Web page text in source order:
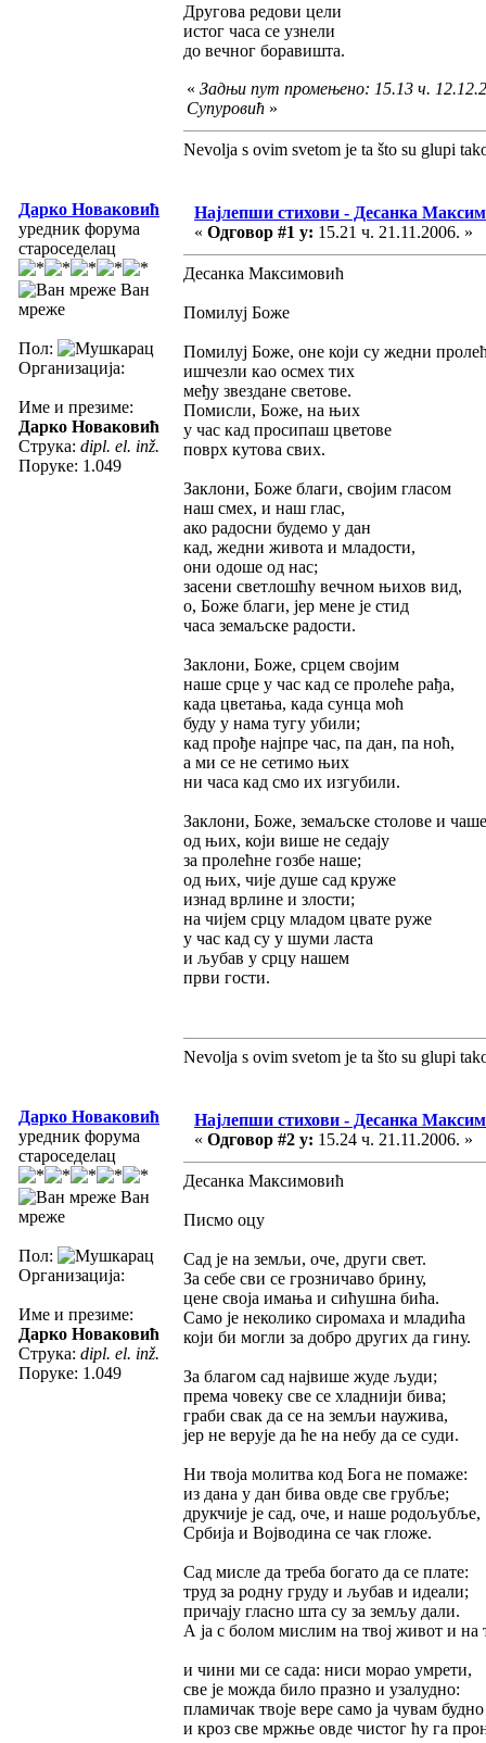
Другова редови цели
истог часа се узнели
до вечног боравишта.
« Задњи пут промењено: 15.13 ч.
Супуровић »
Nevolja s ovim svetom je ta što su glupi
Дарко Новаковић
уредник форума
староседелац
Ван
мреже
Пол:
Организација:
Име и презиме:
Дарко Новаковић
Струка: dipl. el. inž.
Поруке: 1.049
Најлепши стихови - Десанка
« Одговор #1 у: 15.21 ч. 21.11.2006. »
Десанка Максимовић
Помилуј Боже
Помилуј Боже, оне који су жедни
ишчезли као осмех тих
међу звездане светове.
Помисли, Боже, на њих
у час кад просипаш цветове
поврх кутова свих.
Заклони, Боже благи, својим гласом
наш смех, и наш глас,
ако радосни будемо у дан
кад, жедни живота и младости,
они одоше од нас;
засени светлошћу вечном њихов вид,
о, Боже благи, јер мене је стид
часа земаљске радости.
Заклони, Боже, срцем својим
наше срце у час кад се пролеће рађа,
када цветања, када сунца моћ
буду у нама тугу убили;
кад прође најпре час, па дан, па ноћ,
а ми се не сетимо њих
ни часа кад смо их изгубили.
Заклони, Боже, земаљске столове и чаше
од њих, који више не седају
за пролећне гозбе наше;
од њих, чије душе сад круже
изнад врлине и злости;
на чијем срцу младом цвате руже
у час кад су у шуми ласта
и љубав у срцу нашем
први гости.
Nevolja s ovim svetom je ta što su glupi
Дарко Новаковић
уредник форума
староседелац
Ван
мреже
Пол:
Организација:
Име и презиме:
Дарко Новаковић
Струка: dipl. el. inž.
Поруке: 1.049
Најлепши стихови - Десанка
« Одговор #2 у: 15.24 ч. 21.11.2006. »
Десанка Максимовић
Писмо оцу
Сад је на земљи, оче, други свет.
За себе сви се грозничаво брину,
цене своја имања и сићушна бића.
Само је неколико сиромаха и младића
који би могли за добро других да гину.
За благом сад највише жуде људи;
према човеку све се хладнији бива;
граби свак да се на земљи наужива,
јер не верује да ће на небу да се суди.
Ни твоја молитва код Бога не помаже:
из дана у дан бива овде све грубље;
друкчије је сад, оче, и наше родољубље,
Србија и Војводина се чак гложе.
Сад мисле да треба богато да се плате:
труд за родну груду и љубав и идеали;
причају гласно шта су за земљу дали.
А ја с болом мислим на твој живот и на
и чини ми се сада: ниси морао умрети,
све је можда било празно и узалудно:
пламичак твоје вере само ја чувам будно
и кроз све мржње овде чистог ћу га